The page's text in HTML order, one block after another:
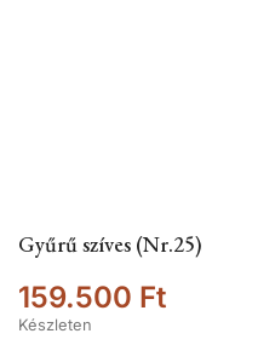
Gyűrű szíves (Nr.25)
159.500 Ft
Készleten